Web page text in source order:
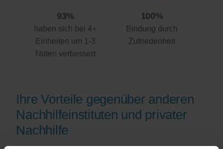
93%
haben sich bei 4+
Einheiten um 1-3
Noten verbessert
100%
Bindung durch
Zufriedenheit
Ihre Vorteile gegenüber anderen
Nachhilfeinstituten und privater
Nachhilfe